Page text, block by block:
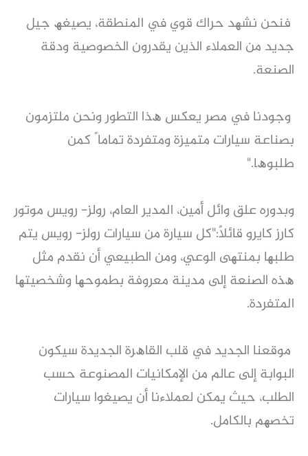
فنحن ﻧﺸﮭﺪ ﺣﺮاك ﻗﻮي ﻓﻲ اﻟﻤﻨﻄﻘﺔ، ﯾﺼﯿﻐﮫ ﺟﯿﻞ
ﺟﺪﯾﺪ ﻣﻦ اﻟﻌﻤﻼء اﻟﺬﯾﻦ ﯾﻘﺪرون اﻟﺨﺼﻮﺻﯿﺔ ودﻗﺔ
اﻟﺼﻨﻌﺔ.
وﺟﻮدﻧﺎ ﻓﻲ ﻣﺼﺮ ﯾﻌﻜﺲ ھﺬا اﻟﺘﻄﻮر وﻧﺤﻦ ﻣﻠﺘﺰﻣﻮن
ﺑﺼﻨﺎﻋﺔ ﺳﯿﺎرات ﻣﺘﻤﯿﺰة وﻣﺘﻔﺮدة ﺗﻤﺎﻣﺎ ً ﻛﻤﻦ
طﻠﺒﻮھﺎ."
وبدوره علق واﺋﻞ أﻣﯿﻦ، اﻟﻤﺪﯾﺮ اﻟﻌﺎم، روﻟﺰ- روﯾﺲ ﻣﻮﺗﻮر
ﻛﺎرز ﻛﺎﯾﺮو قائلاً:"ﻛﻞ ﺳﯿﺎرة ﻣﻦ ﺳﯿﺎرات روﻟﺰ- روﯾﺲ ﯾﺘﻢ
طﻠﺒﮭﺎ ﺑﻤﻨﺘﮭﻰ اﻟﻮﻋﻲ، وﻣﻦ اﻟﻄﺒﯿﻌﻲ أن ﻧﻘﺪم ﻣﺜﻞ
ھﺬه اﻟﺼﻨﻌﺔ إﻟﻰ ﻣﺪﯾﻨﺔ ﻣﻌﺮوﻓﺔ ﺑﻄﻤﻮﺣﮭﺎ وﺷﺨﺼﯿﺘﮭﺎ
اﻟﻤﺘﻔﺮدة.
ﻣﻮﻗﻌﻨﺎ اﻟﺠﺪﯾﺪ ﻓﻲ ﻗﻠﺐ اﻟﻘﺎھﺮة اﻟﺠﺪﯾﺪة ﺳﯿﻜﻮن
اﻟﺒﻮاﺑﺔ إﻟﻰ ﻋﺎﻟﻢ ﻣﻦ اﻹﻣﻜﺎﻧﯿﺎت اﻟﻤﺼﻨﻮﻋﺔ ﺣﺴﺐ
اﻟﻄﻠﺐ، ﺣﯿﺚ ﯾﻤﻜﻦ ﻟﻌﻤﻼءﻧﺎ أن ﯾﺼﯿﻐﻮا ﺳﯿﺎرات
ﺗﺨﺼﮭﻢ ﺑﺎﻟﻜﺎﻣﻞ.